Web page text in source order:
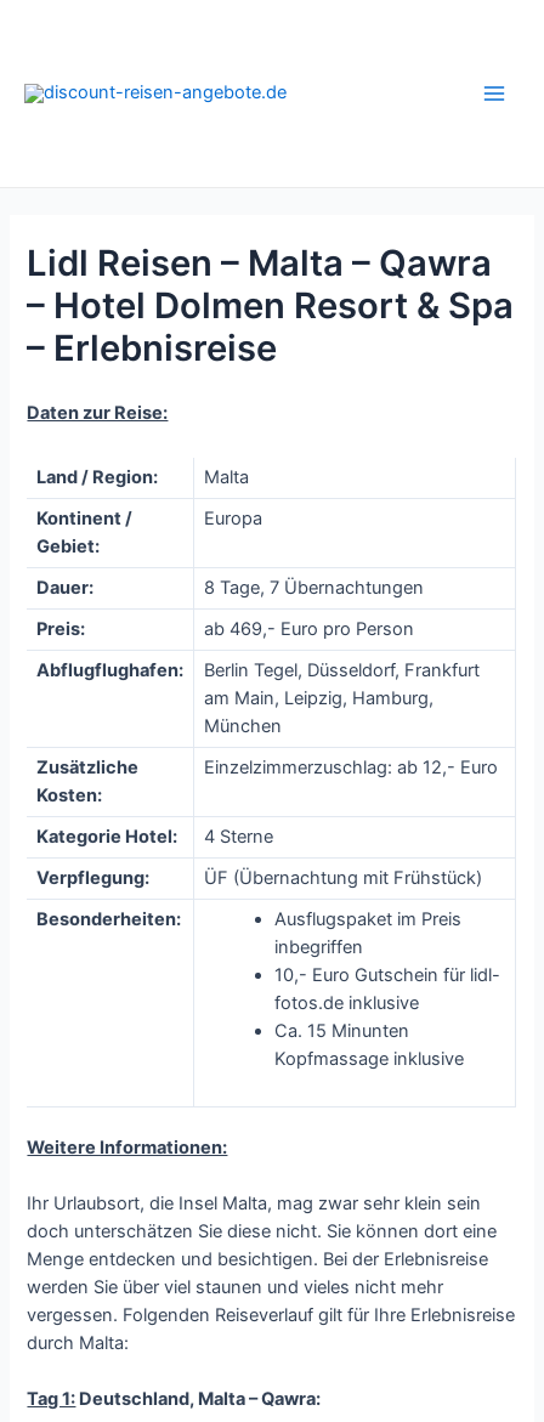
Lidl Reisen – Malta – Qawra
– Hotel Dolmen Resort & Spa
– Erlebnisreise
Daten zur Reise:
Land / Region:
Malta
Kontinent /
Gebiet:
Europa
Dauer:
8 Tage, 7 Übernachtungen
Preis:
ab 469,- Euro pro Person
Abflugflughafen:
Berlin Tegel, Düsseldorf, Frankfurt
am Main, Leipzig, Hamburg,
München
Zusätzliche
Kosten:
Einzelzimmerzuschlag: ab 12,- Euro
Kategorie Hotel:
4 Sterne
Verpflegung:
ÜF (Übernachtung mit Frühstück)
Besonderheiten:
Ausflugspaket im Preis
inbegriffen
10,- Euro Gutschein für lidl-
fotos.de inklusive
Ca. 15 Minunten
Kopfmassage inklusive
Weitere Informationen:
Ihr Urlaubsort, die Insel Malta, mag zwar sehr klein sein
doch unterschätzen Sie diese nicht. Sie können dort eine
Menge entdecken und besichtigen. Bei der Erlebnisreise
werden Sie über viel staunen und vieles nicht mehr
vergessen. Folgenden Reiseverlauf gilt für Ihre Erlebnisreise
durch Malta:
Tag 1: Deutschland, Malta – Qawra: